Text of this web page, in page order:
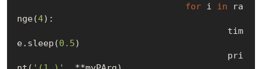
for i in ra
nge(4):
e.sleep(0.5)